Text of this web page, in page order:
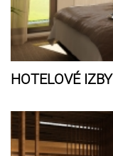
HOTELOVÉ IZBY